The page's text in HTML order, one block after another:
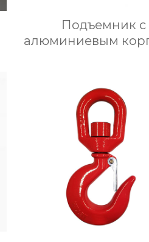
Подъемник с
алюминиевым